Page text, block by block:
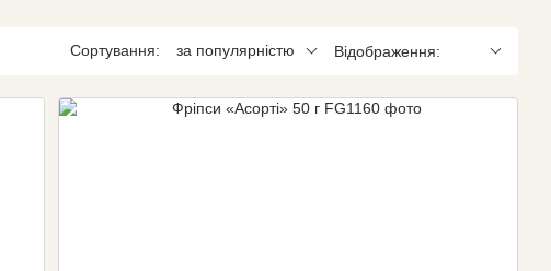
Сортування: за популярністю Відображення: